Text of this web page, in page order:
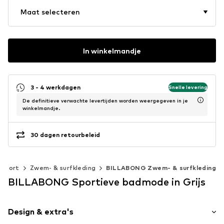
Maat selecteren
In winkelmandje
3 - 4 werkdagen Snelle levering
De definitieve verwachte levertijden worden weergegeven in je
winkelmandje.
30 dagen retourbeleid
Sport Zwem- & surfkleding BILLABONG Zwem- & surfkleding
BILLABONG Sportieve badmode in Grijs
Design & extra's